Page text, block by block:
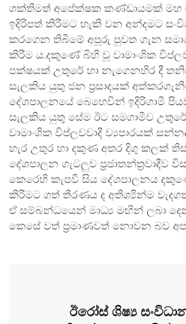
ශක්තිමත් අපේක්ෂක කණ්ඩායමක් මහ
ඉදිරිපත් කිරීමට හැකි වන අන්දමට
කරගෙන තිබීමේ අපූරු පුවත ගැන
කිරීම ය.දකුණේ බිහි වූ වාමාංශික
පක්ෂයක් උතුරේ හා නැගෙනහිර දී
සැලකිය යුතු ජන ප්‍රසාදයක්
දේශපාලනයේ බෙහෙවින් ඉදිරිගාමී
සැලකිය යුතු සේම ඊට සමගාමීව
වාමාංශික විප්ලවවාදී ව්‍යපාරයක්
හැර උතුර හා දකුණ අතර දිගු කලක්
දේශපාලන ගැටලුව ප්‍රජාතන්ත්‍රවාදීව
කෙරෙහි කැපවී සිය දේශපාලනය
කිරීමට ගත් තීරණය ද අතිශ්‍යින්ම
ඒ සම්බන්ධයෙන් මාධ්‍ය මඟින් ලබා
කෙසේ වත් ප්‍රමාණවත් නොවන බව අප
ඊරෝස් ශිෂ්‍ය